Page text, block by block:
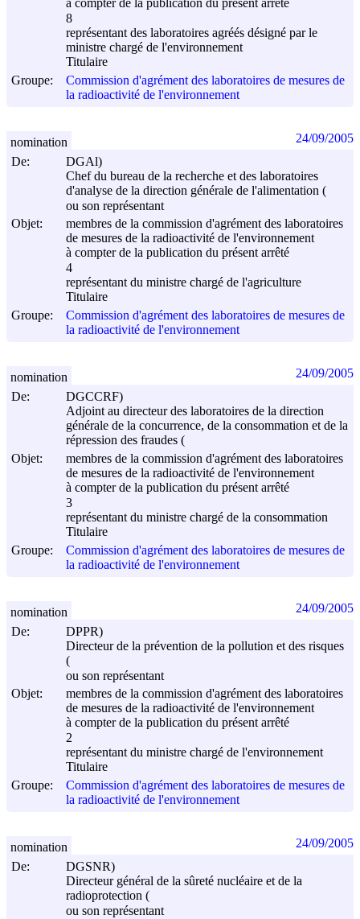
à compter de la publication du présent arrêté
8
représentant des laboratoires agréés désigné par le
ministre chargé de l'environnement
Titulaire
Groupe:
Commission d'agrément des laboratoires de mesures de
la radioactivité de l'environnement
De:
DGAl)
Chef du bureau de la recherche et des laboratoires
d'analyse de la direction générale de l'alimentation (
ou son représentant
Objet:
membres de la commission d'agrément des laboratoires
de mesures de la radioactivité de l'environnement
à compter de la publication du présent arrêté
4
représentant du ministre chargé de l'agriculture
Titulaire
Groupe:
Commission d'agrément des laboratoires de mesures de
la radioactivité de l'environnement
nomination 24/09/2005
De:
DGCCRF)
Adjoint au directeur des laboratoires de la direction
générale de la concurrence, de la consommation et de la
répression des fraudes (
Objet:
membres de la commission d'agrément des laboratoires
de mesures de la radioactivité de l'environnement
à compter de la publication du présent arrêté
3
représentant du ministre chargé de la consommation
Titulaire
Groupe:
Commission d'agrément des laboratoires de mesures de
la radioactivité de l'environnement
nomination 24/09/2005
De:
DPPR)
Directeur de la prévention de la pollution et des risques
(
ou son représentant
Objet:
membres de la commission d'agrément des laboratoires
de mesures de la radioactivité de l'environnement
à compter de la publication du présent arrêté
2
représentant du ministre chargé de l'environnement
Titulaire
Groupe:
Commission d'agrément des laboratoires de mesures de
la radioactivité de l'environnement
nomination 24/09/2005
De:
DGSNR)
Directeur général de la sûreté nucléaire et de la
radioprotection (
ou son représentant
nomination 24/09/2005